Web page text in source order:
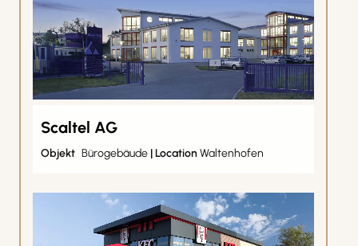
Scaltel AG
Objekt Bürogebäude |LocationWaltenhofen